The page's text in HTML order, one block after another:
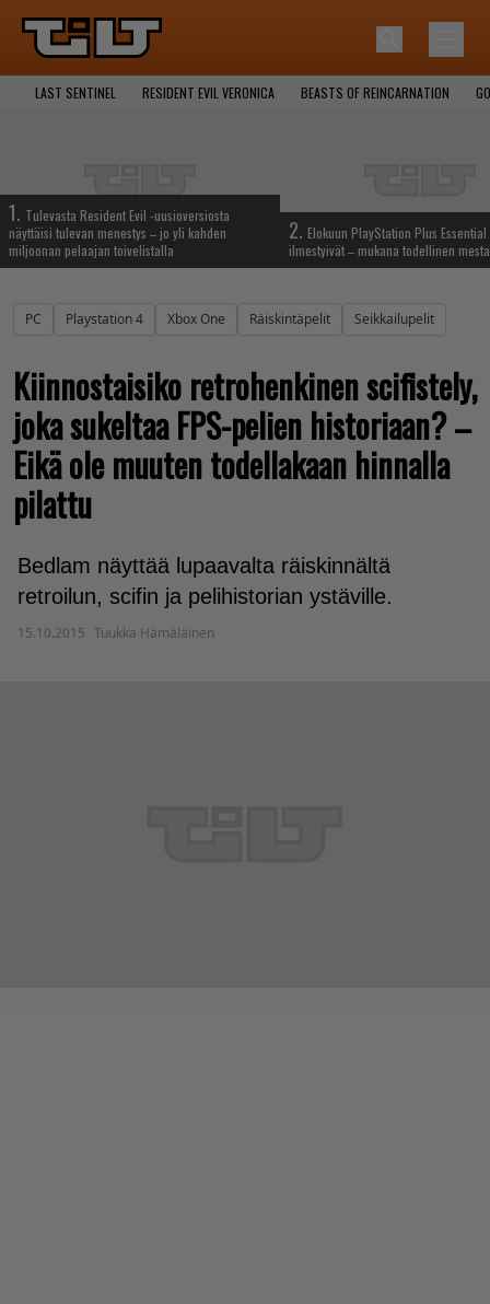
LAST SENTINEL RESIDENT EVIL VERONICA BEASTS OF REINCARNATION
1. Tulevasta Resident Evil -uusioversiosta
näyttäisi tulevan menestys – jo yli kahden
miljoonan pelaajan toivelistalla
2. Elokuun PlayStation Plus
ilmestyivät – mukana todellinen
PC Playstation 4 Xbox One Räiskintäpelit Seikkailupelit
Kiinnostaisiko retrohenkinen scifistely,
joka sukeltaa FPS-pelien historiaan? –
Eikä ole muuten todellakaan hinnalla
pilattu
Bedlam näyttää lupaavalta räiskinnältä
retroilun, scifin ja pelihistorian ystäville.
15.10.2015 Tuukka Hämäläinen